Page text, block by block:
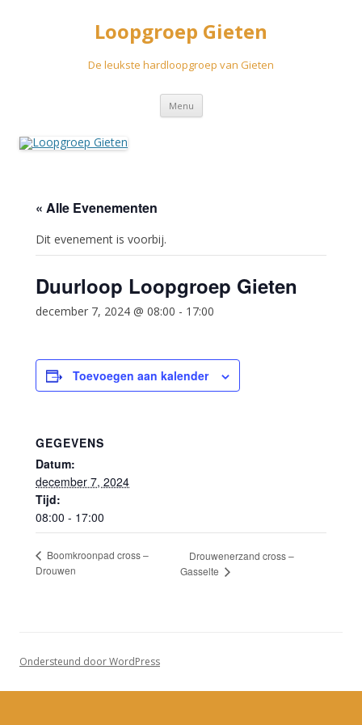
Loopgroep Gieten
De leukste hardloopgroep van Gieten
Menu Spring
inhoud
« Alle Evenementen
Dit evenement is voorbij.
Duurloop Loopgroep Gieten
december 7, 2024 @ 08:00 - 17:00
Toevoegen aan kalender
GEGEVENS
Datum:
december 7, 2024
Tijd:
08:00 - 17:00
Boomkroonpad cross –
Drouwen
Drouwenerzand cross –
Gasselte
Ondersteund door WordPress